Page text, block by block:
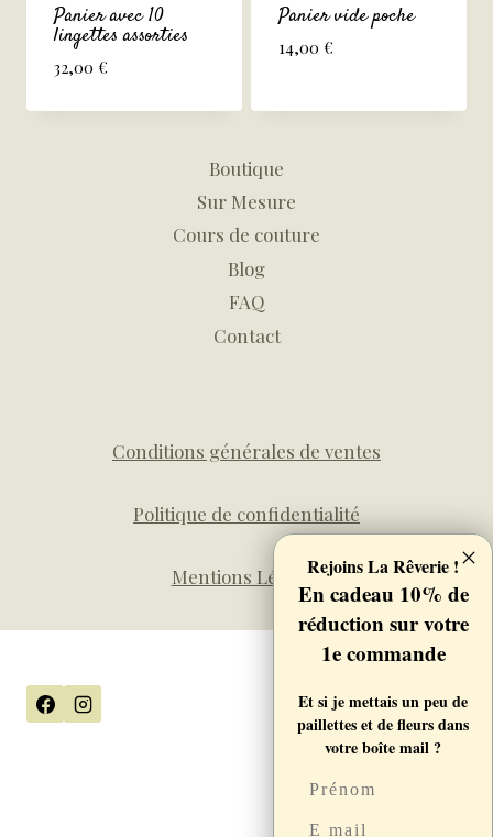
Panier avec 10
lingettes assorties
32,00 €
Panier vide poche
14,00 €
Boutique
Sur Mesure
Cours de couture
Blog
FAQ
Contact
Conditions générales de ventes
Politique de confidentialité
Mentions LégalesRejoins La Rêverie !
En cadeau 10% de
réduction sur votre
1e commande
Et si je mettais un peu de
paillettes et de fleurs dans
votre boîte mail ?